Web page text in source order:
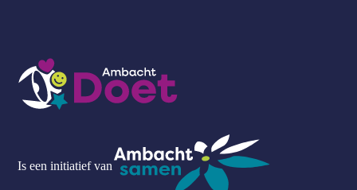
Is een initiatief van